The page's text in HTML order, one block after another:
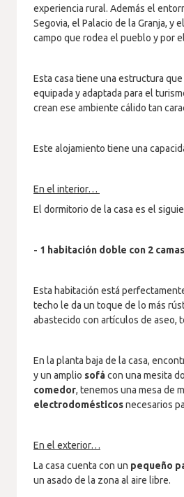
experiencia rural. Además el
Segovia, el Palacio de la Granja, y
campo que rodea el pueblo y por
Esta casa tiene una estructura
equipada y adaptada para el
crean ese ambiente cálido tan
Este alojamiento tiene una
En el interior…
El dormitorio de la casa es el
- 1 habitación doble con 2
Esta habitación está
techo le da un toque de lo más
abastecido con artículos de aseo,
En la planta baja de la casa,
y un amplio sofácon una mesita
comedor, tenemos una mesa de
electrodomésticosnecesarios
En el exterior…
La casa cuenta con un pequeño
un asado de la zona al aire libre.